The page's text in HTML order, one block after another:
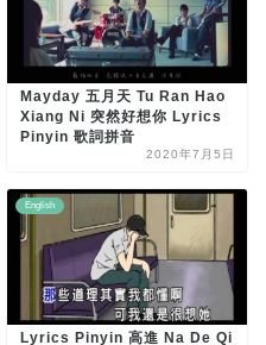
Mayday 五月天 Tu Ran Hao
Xiang Ni 突然好想你 Lyrics
Pinyin 歌詞拼音
2020年7月5日
English
Lyrics Pinyin 高進 Na De Qi